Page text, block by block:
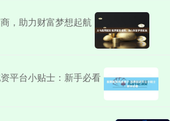
，助力财富梦想起航
平台小贴士：新手必看